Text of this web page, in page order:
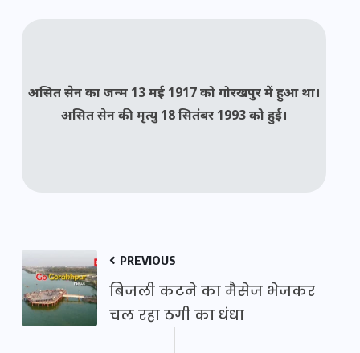
असित सेन का जन्म 13 मई 1917 को गोरखपुरमें हुआ था।
असित सेन की मृत्यु 18 सितंबर 1993 को हुई।
PREVIOUS
बिजली कटने का मैसेज भेजकर
चल रहा ठगी का धंधा